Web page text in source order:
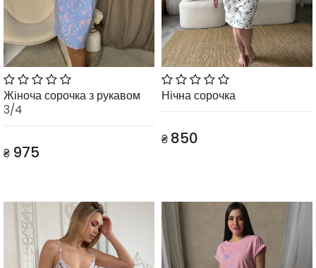
Жіноча сорочка з рукавом
3/4
₴ 975
Нічна сорочка
₴ 850